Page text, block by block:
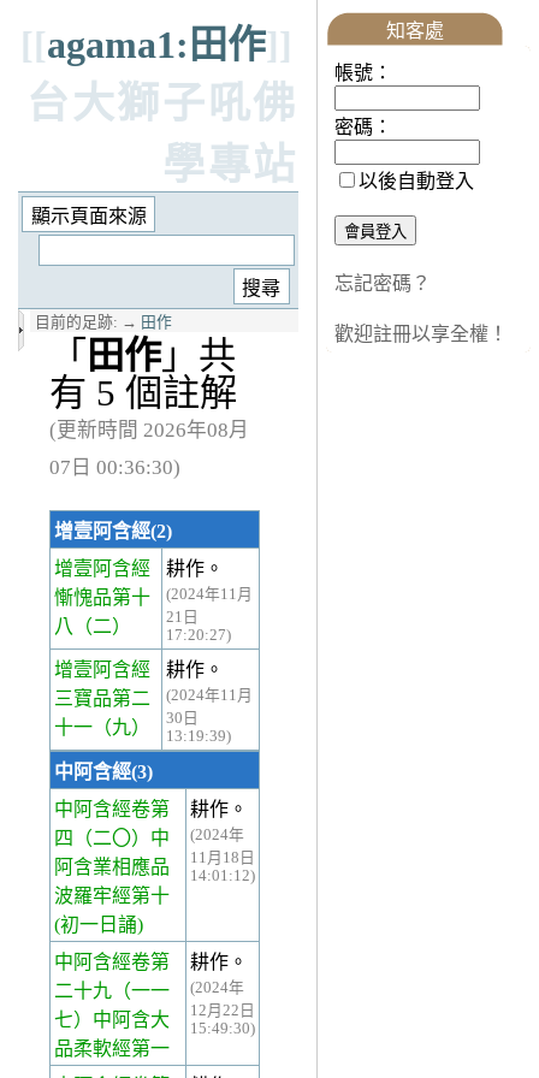
[[agama1:田作]]
台大獅子吼佛
學專站
目前的足跡: → 田作
「 田作」共
有 5 個註解
(更新時間 2026年08月
07日 00:36:30)
增壹阿含經(2)
增壹阿含經
慚愧品第十
八
（二）
耕作。
(2024年11月
21日
17:20:27)
增壹阿含經
三寶品第二
十一 （九）
耕作。
(2024年11月
30日
13:19:39)
中阿含經(3)
中阿含經卷第
四
（二〇）中
阿含業相應品
波羅牢經第十
(初一日誦)
耕作。
(2024年
11月18日
14:01:12)
中阿含經卷第
二十九 （一一
七）中阿含大
品柔軟經第一
耕作。
(2024年
12月22日
15:49:30)
知客處
帳號：
密碼：
以後自動登入
忘記密碼？
歡迎註冊以享全權！